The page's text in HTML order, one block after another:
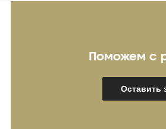
Серебряков
Поможем с
Оставить